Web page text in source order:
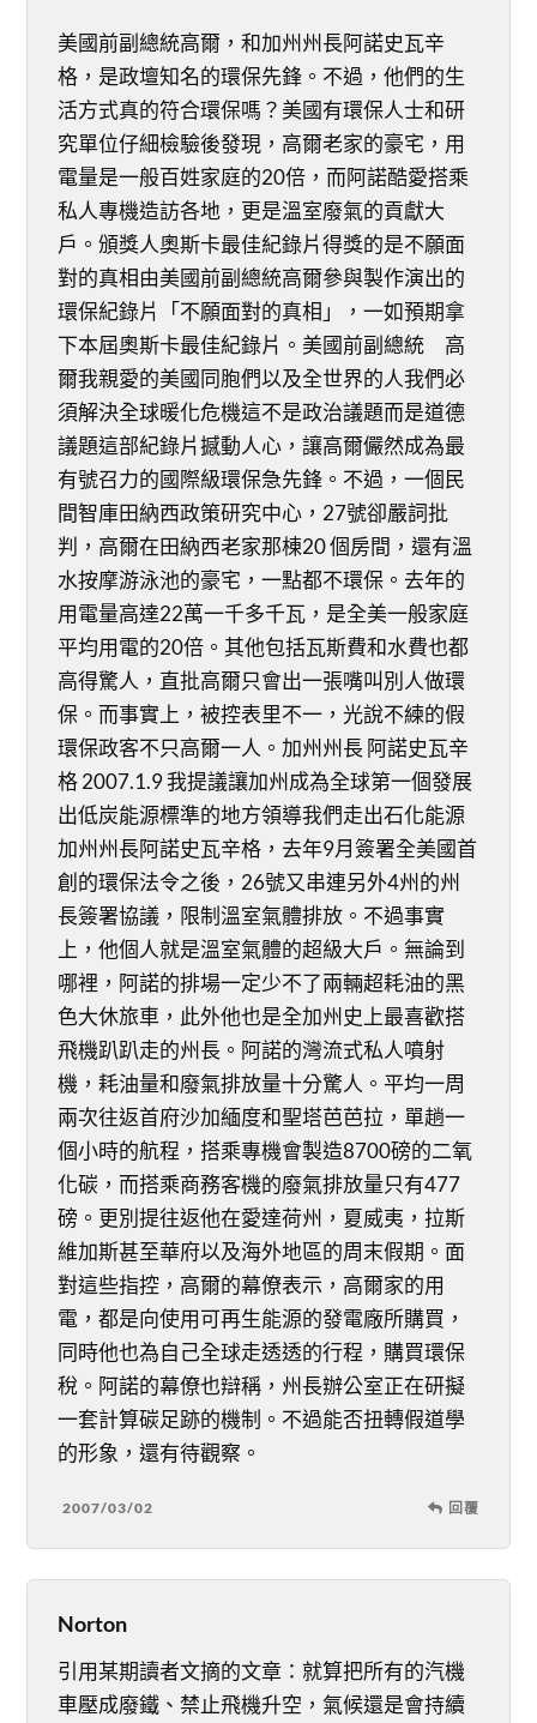
美國前副總統高爾，和加州州長阿諾史瓦辛
格，是政壇知名的環保先鋒。不過，他們的生
活方式真的符合環保嗎？美國有環保人士和研
究單位仔細檢驗後發現，高爾老家的豪宅，用
電量是一般百姓家庭的20倍，而阿諾酷愛搭乘
私人專機造訪各地，更是溫室廢氣的貢獻大
戶。頒獎人奧斯卡最佳紀錄片得獎的是不願面
對的真相由美國前副總統高爾參與製作演出的
環保紀錄片「不願面對的真相」，一如預期拿
下本屆奧斯卡最佳紀錄片。美國前副總統 高
爾我親愛的美國同胞們以及全世界的人我們必
須解決全球暖化危機這不是政治議題而是道德
議題這部紀錄片撼動人心，讓高爾儼然成為最
有號召力的國際級環保急先鋒。不過，一個民
間智庫田納西政策研究中心，27號卻嚴詞批
判，高爾在田納西老家那棟20 個房間，還有溫
水按摩游泳池的豪宅，一點都不環保。去年的
用電量高達22萬一千多千瓦，是全美一般家庭
平均用電的20倍。其他包括瓦斯費和水費也都
高得驚人，直批高爾只會出一張嘴叫別人做環
保。而事實上，被控表里不一，光說不練的假
環保政客不只高爾一人。加州州長 阿諾史瓦辛
格 2007.1.9 我提議讓加州成為全球第一個發展
出低炭能源標準的地方領導我們走出石化能源
加州州長阿諾史瓦辛格，去年9月簽署全美國首
創的環保法令之後，26號又串連另外4州的州
長簽署協議，限制溫室氣體排放。不過事實
上，他個人就是溫室氣體的超級大戶。無論到
哪裡，阿諾的排場一定少不了兩輛超耗油的黑
色大休旅車，此外他也是全加州史上最喜歡搭
飛機趴趴走的州長。阿諾的灣流式私人噴射
機，耗油量和廢氣排放量十分驚人。平均一周
兩次往返首府沙加緬度和聖塔芭芭拉，單趟一
個小時的航程，搭乘專機會製造8700磅的二氧
化碳，而搭乘商務客機的廢氣排放量只有477
磅。更別提往返他在愛達荷州，夏威夷，拉斯
維加斯甚至華府以及海外地區的周末假期。面
對這些指控，高爾的幕僚表示，高爾家的用
電，都是向使用可再生能源的發電廠所購買，
同時他也為自己全球走透透的行程，購買環保
稅。阿諾的幕僚也辯稱，州長辦公室正在研擬
一套計算碳足跡的機制。不過能否扭轉假道學
的形象，還有待觀察。
2007/03/02 回覆
Norton
引用某期讀者文摘的文章：就算把所有的汽機
車壓成廢鐵、禁止飛機升空，氣候還是會持續